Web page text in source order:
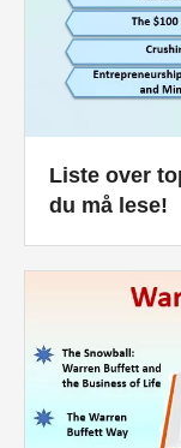
Liste over
du må lese!